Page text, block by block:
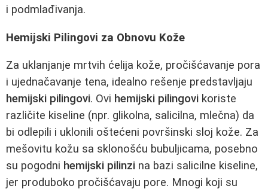
i podmlađivanja.
Hemijski Pilingovi za Obnovu Kože
Za uklanjanje mrtvih ćelija kože, pročišćavanje pora
i ujednačavanje tena, idealno rešenje predstavljaju
hemijski pilingovi. Ovi hemijski pilingovi koriste
različite kiseline (npr. glikolna, salicilna, mlečna) da
bi odlepili i uklonili oštećeni površinski sloj kože. Za
mešovitu kožu sa sklonošću bubuljicama, posebno
su pogodni hemijski pilinzi na bazi salicilne kiseline,
jer produboko pročišćavaju pore. Mnogi koji su